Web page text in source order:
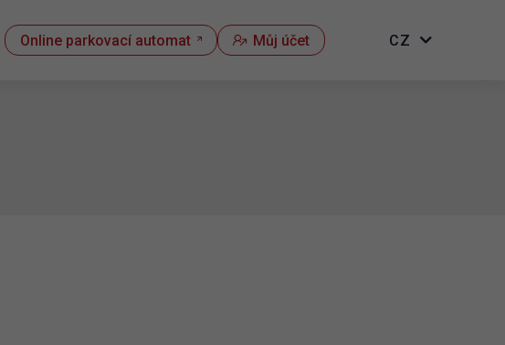
Online parkovací automat Můj účet CZ